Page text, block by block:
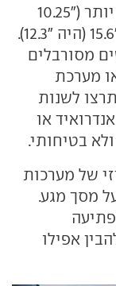
לוח המחוונים הדיגיטלי דווקא קטן יותר ("10.25
במקום "12.3), אך מסך המגע גדל ל-"15.6 (היה "12.3).
מסורבלים
מערכת
לשנות
או
בטיחותי.
של מערכות
מסך מגע.
אפילו